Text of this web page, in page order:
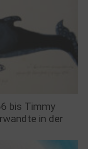
bis Timmy
in der